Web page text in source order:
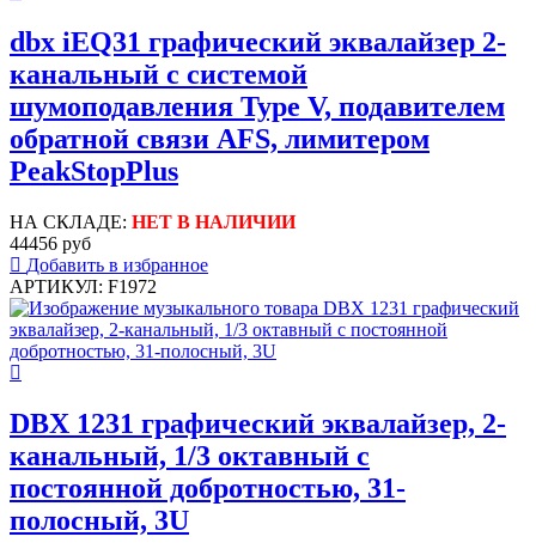
dbx iEQ31 графический эквалайзер 2-
канальный с системой
шумоподавления Type V, подавителем
обратной связи AFS, лимитером
PeakStopPlus
НА СКЛАДЕ: НЕТ В НАЛИЧИИ
44456 руб
Добавить в избранное
АРТИКУЛ: F1972
DBX 1231 графический эквалайзер, 2-
канальный, 1/3 октавный с
постоянной добротностью, 31-
полосный, 3U